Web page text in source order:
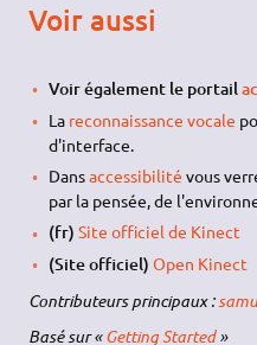
Voir aussi
Voir également le portail
La reconnaissance vocale
d'interface.
Dansaccessibilité vous
par la pensée, de
(fr) Site officiel de Kinect
(Site officiel) Open Kinect
Contributeurs principaux :
Basé sur «Getting Started»